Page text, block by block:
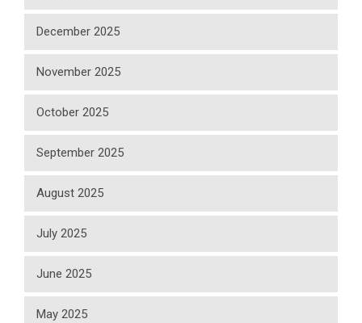
December 2025
November 2025
October 2025
September 2025
August 2025
July 2025
June 2025
May 2025